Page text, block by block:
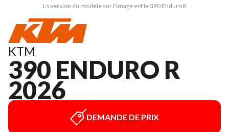
La version du modèle sur l'image est le 390 Enduro R
KTM
390 ENDURO R
2026
DEMANDE DE PRIX